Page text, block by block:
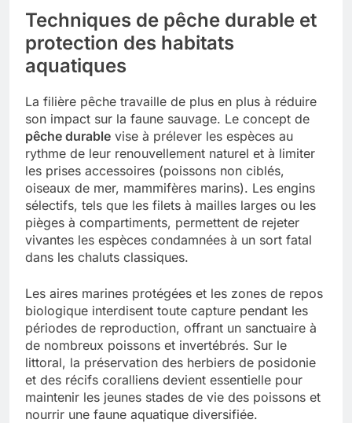
Techniques de pêche durable et
protection des habitats
aquatiques
La filière pêche travaille de plus en plus à réduire
son impact sur la faune sauvage. Le concept de
pêche durable vise à prélever les espèces au
rythme de leur renouvellement naturel et à limiter
les prises accessoires (poissons non ciblés,
oiseaux de mer, mammifères marins). Les engins
sélectifs, tels que les filets à mailles larges ou les
pièges à compartiments, permettent de rejeter
vivantes les espèces condamnées à un sort fatal
dans les chaluts classiques.
Les aires marines protégées et les zones de repos
biologique interdisent toute capture pendant les
périodes de reproduction, offrant un sanctuaire à
de nombreux poissons et invertébrés. Sur le
littoral, la préservation des herbiers de posidonie
et des récifs coralliens devient essentielle pour
maintenir les jeunes stades de vie des poissons et
nourrir une faune aquatique diversifiée.